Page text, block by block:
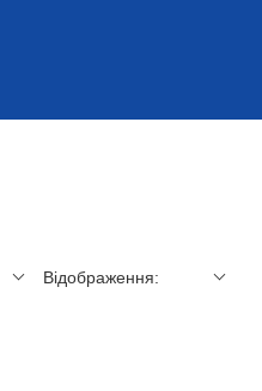
Відображення: